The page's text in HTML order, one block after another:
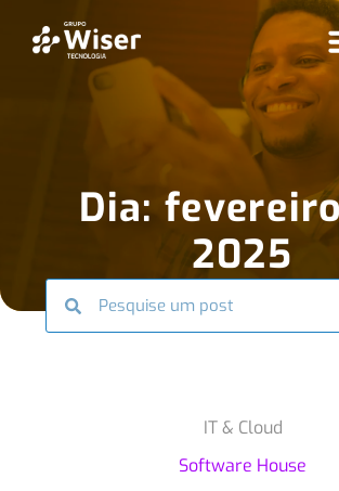
Dia:
2025
IT & Cloud
Software House